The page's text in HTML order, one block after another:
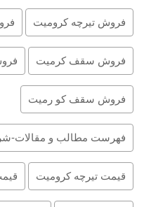
فروش تیرچه کرومیت
فروش سقف کرمیت
فروش سقف کو رمیت
فهرست مطالب و مقالات-
قیمت تیرچه کرومیت